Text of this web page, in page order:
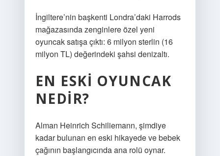
İngiltere’nin başkenti Londra’daki Harrods
mağazasında zenginlere özel yeni
oyuncak satışa çıktı: 6 milyon sterlin (16
milyon TL) değerindeki şahsi denizaltı.
EN ESKI OYUNCAK
NEDIR?
Alman Heinrich Schiliemann, şimdiye
kadar bulunan en eski hikayede ve bebek
çağının başlangıcında ana rolü oynar.